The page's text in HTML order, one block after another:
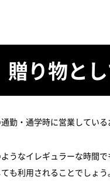
贈り物と
勤・通学時に営業してい
うなイレギュラーな時間
も利用されることでしょう。